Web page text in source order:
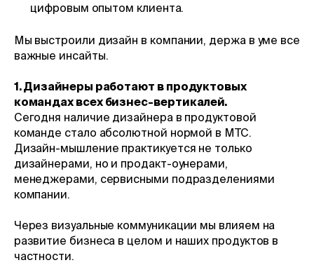
цифровым опытом клиента.
Мы выстроили дизайн в компании, держа в уме все
важные инсайты.
1. Дизайнеры работают в продуктовых
командах всех бизнес-вертикалей.
Сегодня наличие дизайнера в продуктовой
команде стало абсолютной нормой в МТС.
Дизайн-мышление практикуется не только
дизайнерами, но и продакт-оунерами,
менеджерами, сервисными подразделениями
компании.
Через визуальные коммуникации мы влияем на
развитие бизнеса в целом и наших продуктов в
частности.